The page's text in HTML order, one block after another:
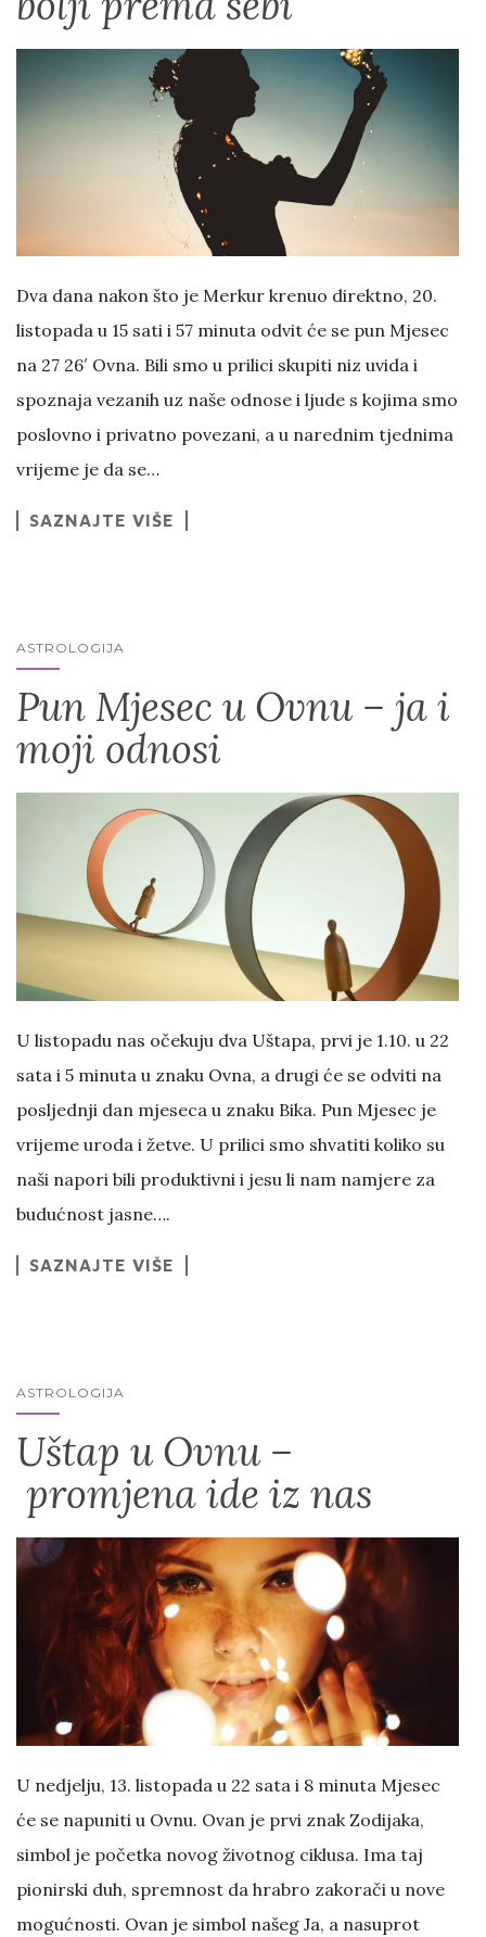
Dva dana nakon što je Merkur krenuo direktno, 20.
listopada u 15 sati i 57 minuta odvit će se pun Mjesec
na 27 26′ Ovna. Bili smo u prilici skupiti niz uvida i
spoznaja vezanih uz naše odnose i ljude s kojima smo
poslovno i privatno povezani, a u narednim tjednima
vrijeme je da se…
SAZNAJTE VIŠE
ASTROLOGIJA
Pun Mjesec u Ovnu – ja i
moji odnosi
U listopadu nas očekuju dva Uštapa, prvi je 1.10. u 22
sata i 5 minuta u znaku Ovna, a drugi će se odviti na
posljednji dan mjeseca u znaku Bika. Pun Mjesec je
vrijeme uroda i žetve. U prilici smo shvatiti koliko su
naši napori bili produktivni i jesu li nam namjere za
budućnost jasne….
SAZNAJTE VIŠE
ASTROLOGIJA
Uštap u Ovnu –
promjena ide iz nas
U nedjelju, 13. listopada u 22 sata i 8 minuta Mjesec
će se napuniti u Ovnu. Ovan je prvi znak Zodijaka,
simbol je početka novog životnog ciklusa. Ima taj
pionirski duh, spremnost da hrabro zakorači u nove
mogućnosti. Ovan je simbol našeg Ja, a nasuprot